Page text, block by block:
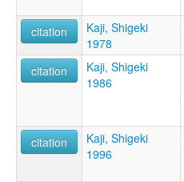
citation
Kaji, Shigeki
1978
citation
Kaji, Shigeki
1986
citation
Kaji, Shigeki
1996